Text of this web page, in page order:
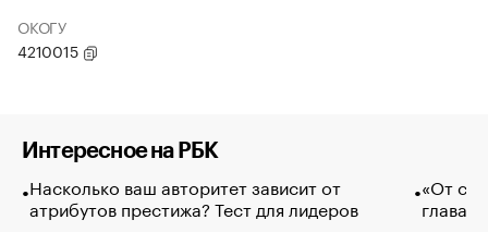
ОКОГУ
4210015
Интересное на РБК
Насколько ваш авторитет зависит от
атрибутов престижа? Тест для лидеров
«От
глава